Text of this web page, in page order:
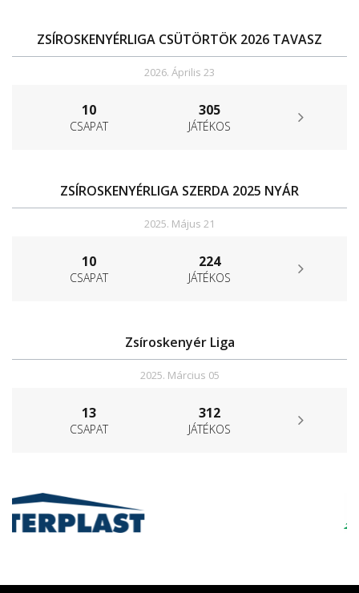
ZSÍROSKENYÉRLIGA CSÜTÖRTÖK 2026 TAVASZ
2026. Április 23
10
CSAPAT
305
JÁTÉKOS
ZSÍROSKENYÉRLIGA SZERDA 2025 NYÁR
2025. Május 21
10
CSAPAT
224
JÁTÉKOS
Zsíroskenyér Liga
2025. Március 05
13
CSAPAT
312
JÁTÉKOS